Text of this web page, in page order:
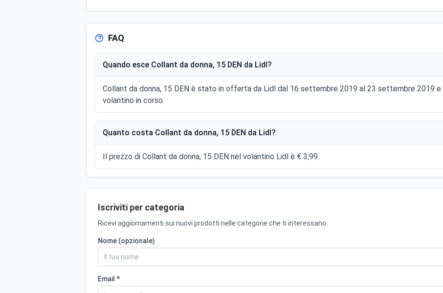
FAQ
Quando esce Collant da donna, 15 DEN da Lidl?
Collant da donna, 15 DEN è stato in offerta da Lidl dal 16 settembre 2019 al 23 settembre 2019
volantino in corso.
Quanto costa Collant da donna, 15 DEN da Lidl?
Il prezzo di Collant da donna, 15 DEN nel volantino Lidl è € 3,99.
Iscriviti per categoria
Ricevi aggiornamenti sui nuovi prodotti nelle categorie che ti interessano.
Nome (opzionale)
Email *